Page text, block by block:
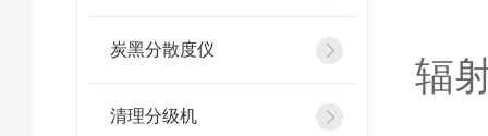
炭黑分散度仪
清理分级机
辐